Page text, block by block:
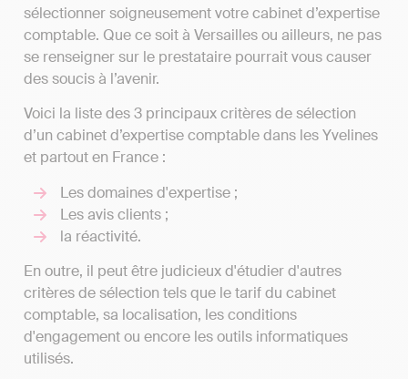
sélectionner soigneusement votre cabinet d’expertise
comptable. Que ce soit à Versailles ou ailleurs, ne pas
se renseigner sur le prestataire pourrait vous causer
des soucis à l’avenir.
Voici la liste des 3 principaux critères de sélection
d’un cabinet d’expertise comptable dans les Yvelines
et partout en France :
Les domaines d'expertise ;
Les avis clients ;
la réactivité.
En outre, il peut être judicieux d'étudier d'autres
critères de sélection tels que le tarif du cabinet
comptable, sa localisation, les conditions
d'engagement ou encore les outils informatiques
utilisés.